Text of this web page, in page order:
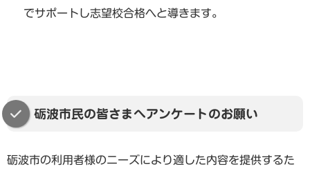
でサポートし志望校合格へと導きます。
砺波市民の皆さまへアンケートのお願い
砺波市の利用者様のニーズにより適した内容を提供するた